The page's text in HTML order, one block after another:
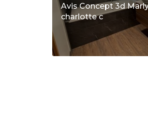
Avis Concept 3d
charlotte c